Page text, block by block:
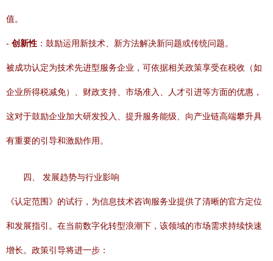
值。
- 创新性 ：鼓励运用新技术、新方法解决新问题或传统问题。
被成功认定为技术先进型服务企业，可依据相关政策享受在税收（如
企业所得税减免）、财政支持、市场准入、人才引进等方面的优惠，
这对于鼓励企业加大研发投入、提升服务能级、向产业链高端攀升具
有重要的引导和激励作用。
四、 发展趋势与行业影响
《认定范围》的试行，为信息技术咨询服务业提供了清晰的官方定位
和发展指引。在当前数字化转型浪潮下，该领域的市场需求持续快速
增长。政策引导将进一步：